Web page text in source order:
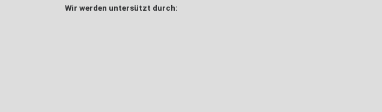
Wir werden untersützt durch: